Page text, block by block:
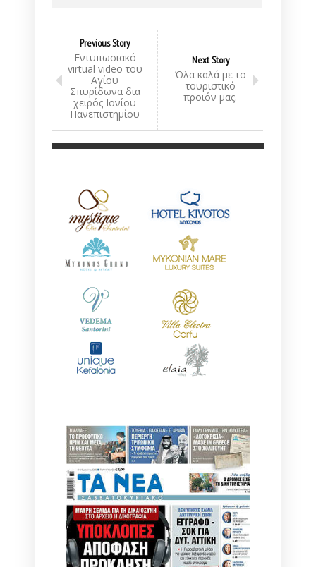
Previous Story
Εντυπωσιακό
virtual video του
Αγίου
Σπυρίδωνα δια
χειρός Ιονίου
Πανεπιστημίου
Next Story
Όλα καλά με το
τουριστικό
προϊόν μας.